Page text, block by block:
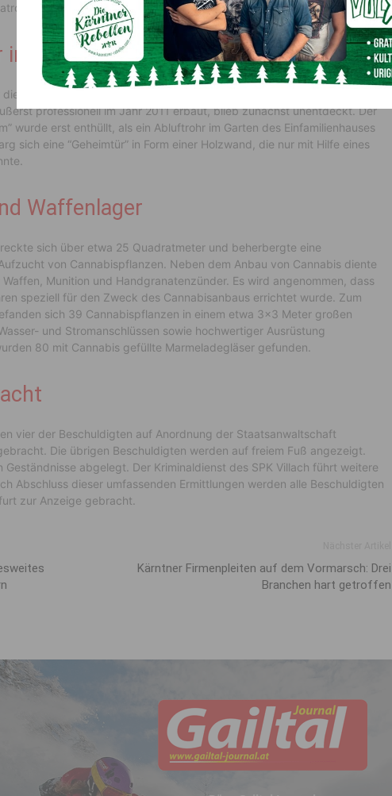
und Handgranatenzünder gefunden.
im Keller
Entdeckung eines geheimen Bunkers im Keller eines 39-jährigen
professionell im Jahr 2011 erbaut, blieb zunächst unentdeckt. Der
wurde erst enthüllt, als ein Abluftrohr im Garten des Einfamilienhauses
sich eine “Geheimtür” in Form einer Holzwand, die nur mit Hilfe eines
Waffenlager
sich über etwa 25 Quadratmeter und beherbergte eine
von Cannabispflanzen. Neben dem Anbau von Cannabis diente
Munition und Handgranatenzünder. Es wird angenommen, dass
speziell für den Zweck des Cannabisanbaus errichtet wurde. Zum
sich 39 Cannabispflanzen in einem etwa 3×3 Meter großen
und Stromanschlüssen sowie hochwertiger Ausrüstung
80 mit Cannabis gefüllte Marmeladegläser gefunden.
vier der Beschuldigten auf Anordnung der Staatsanwaltschaft
Die übrigen Beschuldigten werden auf freiem Fuß angezeigt.
Geständnisse abgelegt. Der Kriminaldienst des SPK Villach führt weitere
Abschluss dieser umfassenden Ermittlungen werden alle Beschuldigten
zur Anzeige gebracht.
Kärntner Firmenpleiten auf dem Vormarsch: Drei
Branchen hart getroffen